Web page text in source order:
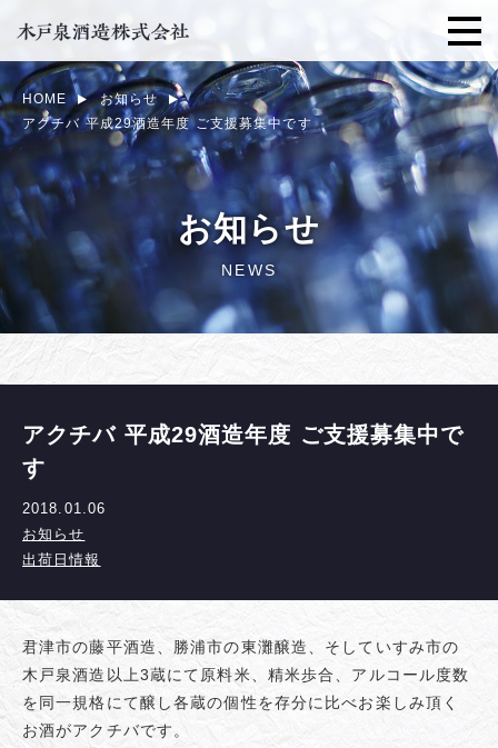
お知らせ
NEWS
HOME
お知らせ
アクチバ 平成29酒造年度 ご支援募集中です
アクチバ 平成29酒造年度 ご支援募集中で
す
2018.01.06
お知らせ
出荷日情報
君津市の藤平酒造、勝浦市の東灘醸造、そしていすみ市の
木戸泉酒造以上3蔵にて原料米、精米歩合、アルコール度数
を同一規格にて醸し各蔵の個性を存分に比べお楽しみ頂く
お酒がアクチバです。